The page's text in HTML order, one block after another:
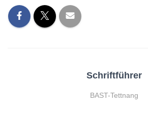
Schriftführer
BAST-Tettnang